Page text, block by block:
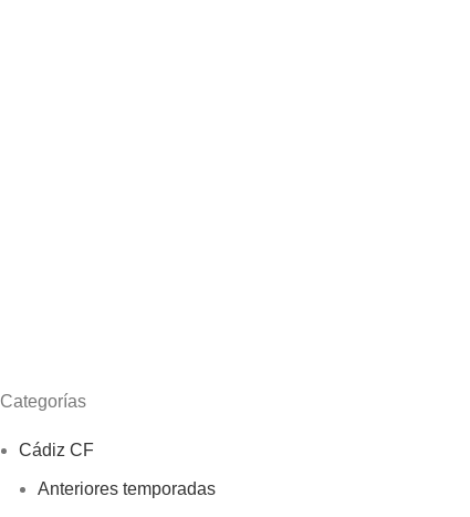
Categorías
Cádiz CF
Anteriores temporadas